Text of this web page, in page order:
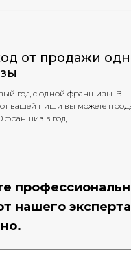
от продажи
год с одной франшизы. В
вашей ниши вы можете
франшиз в год.
нашего